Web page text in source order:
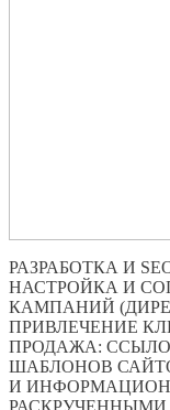
РАЗРАБОТКА И
НАСТРОЙКА И
КАМПАНИЙ
ПРИВЛЕЧЕНИЕ
ПРОДАЖА:
ШАБЛОНОВ
И